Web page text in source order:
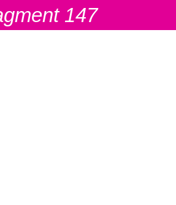
147